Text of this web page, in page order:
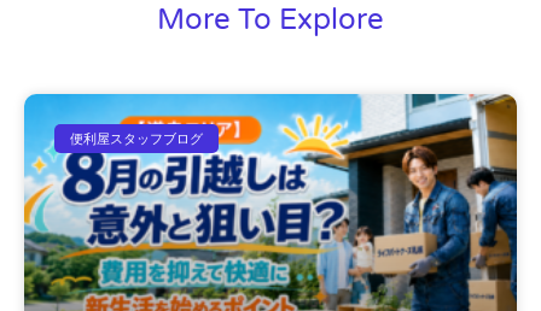
More To Explore
便利屋スタッフブログ